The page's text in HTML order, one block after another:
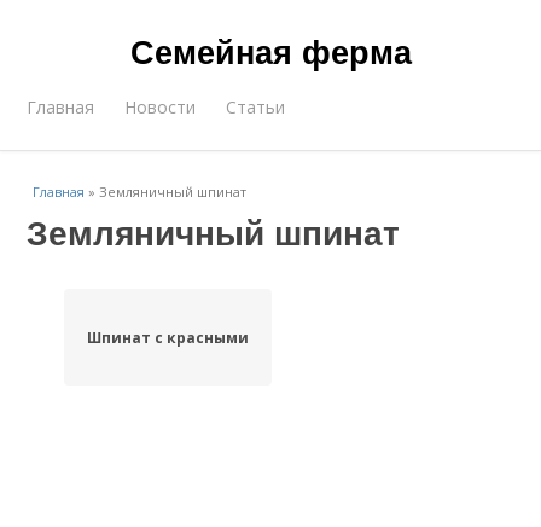
Семейная ферма
Главная Новости Статьи
Главная »Земляничный шпинат
Земляничный шпинат
Шпинат с красными